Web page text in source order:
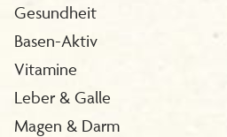
Gesundheit
Basen-Aktiv
Vitamine
Leber & Galle
Magen & Darm